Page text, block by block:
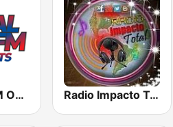
Digital 95 FM Online (Mexicali) Radio Impacto Total